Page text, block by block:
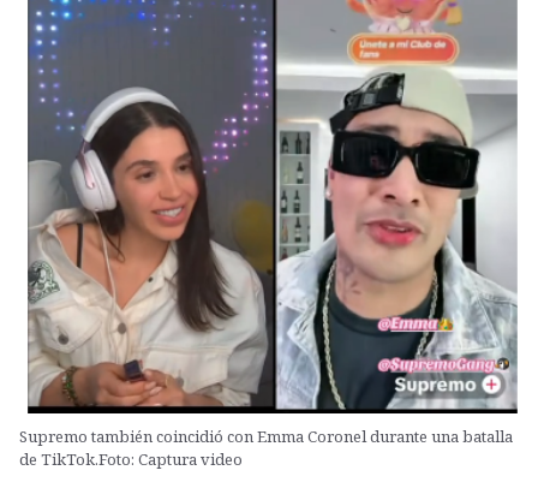
Supremo también coincidió con Emma Coronel durante una batalla
de TikTok.Foto: Captura video